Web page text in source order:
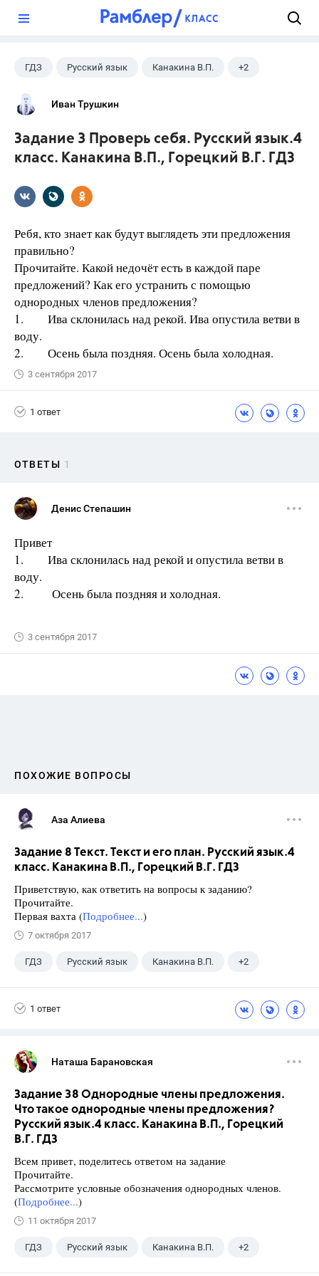
ГДЗ Русский язык Канакина В.П. +2
Горецкий В.Г.
Иван Трушкин
Задание 3 Проверь себя. Русский язык.4
класс. Канакина В.П., Горецкий В.Г. ГДЗ
Ребя, кто знает как будут выглядеть эти предложения
правильно?
Прочитайте. Какой недочёт есть в каждой паре
предложений? Как его устранить с помощью
однородных членов предложения?
1. Ива склонилась над рекой. Ива опустила ветви в
воду.
2. Осень была поздняя. Осень была холодная.
3 сентября 2017
1 ответ
ОТВЕТЫ 1
Денис Степашин
Привет
1. Ива склонилась над рекой и опустила ветви в
воду.
2. Осень была поздняя и холодная.
3 сентября 2017
ПОХОЖИЕ ВОПРОСЫ
Аза Алиева
Задание 8 Текст. Текст и его план. Русский язык.4
класс. Канакина В.П., Горецкий В.Г. ГДЗ
Приветствую, как ответить на вопросы к заданию?
Прочитайте.
Первая вахта (Подробнее...)
7 октября 2017
ГДЗ Русский язык Канакина В.П. +2
1 ответ
Наташа Барановская
Задание 38 Однородные члены предложения.
Что такое однородные члены предложения?
Русский язык.4 класс. Канакина В.П., Горецкий
В.Г. ГДЗ
Всем привет, поделитесь ответом на задание
Прочитайте.
Рассмотрите условные обозначения однородных членов.
(Подробнее...)
11 октября 2017
ГДЗ Русский язык Канакина В.П. +2